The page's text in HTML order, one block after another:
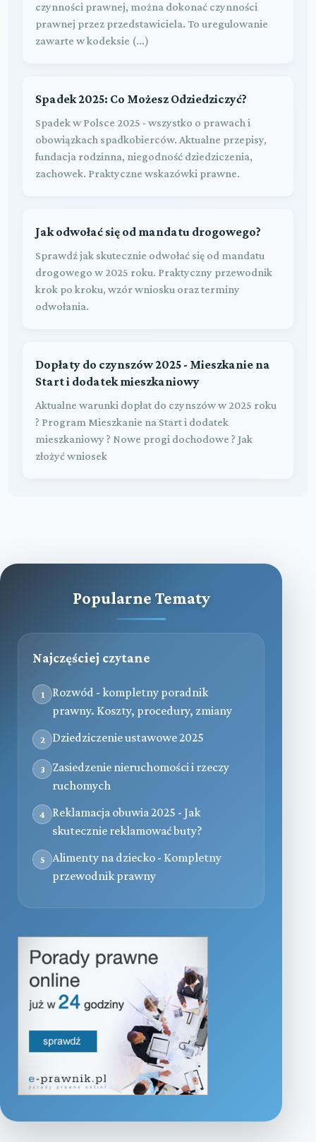
czynności prawnej, można dokonać czynności
prawnej przez przedstawiciela. To uregulowanie
zawarte w kodeksie (...)
Spadek 2025: Co Możesz Odziedziczyć?
Spadek w Polsce 2025 - wszystko o prawach i
obowiązkach spadkobierców. Aktualne przepisy,
fundacja rodzinna, niegodność dziedziczenia,
zachowek. Praktyczne wskazówki prawne.
Jak odwołać się od mandatu drogowego?
Sprawdź jak skutecznie odwołać się od mandatu
drogowego w 2025 roku. Praktyczny przewodnik
krok po kroku, wzór wniosku oraz terminy
odwołania.
Dopłaty do czynszów 2025 - Mieszkanie na
Start i dodatek mieszkaniowy
Aktualne warunki dopłat do czynszów w 2025 roku
? Program Mieszkanie na Start i dodatek
mieszkaniowy ? Nowe progi dochodowe ? Jak
złożyć wniosek
Popularne Tematy
Najczęściej czytane
1
Rozwód - kompletny poradnik
prawny. Koszty, procedury, zmiany
2 Dziedziczenie ustawowe 2025
3
Zasiedzenie nieruchomości i rzeczy
ruchomych
4
Reklamacja obuwia 2025 - Jak
skutecznie reklamować buty?
5
Alimenty na dziecko - Kompletny
przewodnik prawny